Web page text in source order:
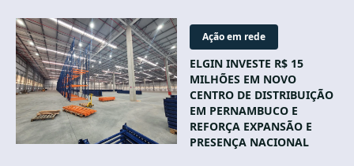
Ação em rede
ELGIN INVESTE R$ 15
MILHÕES EM NOVO
CENTRO DE DISTRIBUIÇÃO
EM PERNAMBUCO E
REFORÇA EXPANSÃO E
PRESENÇA NACIONAL